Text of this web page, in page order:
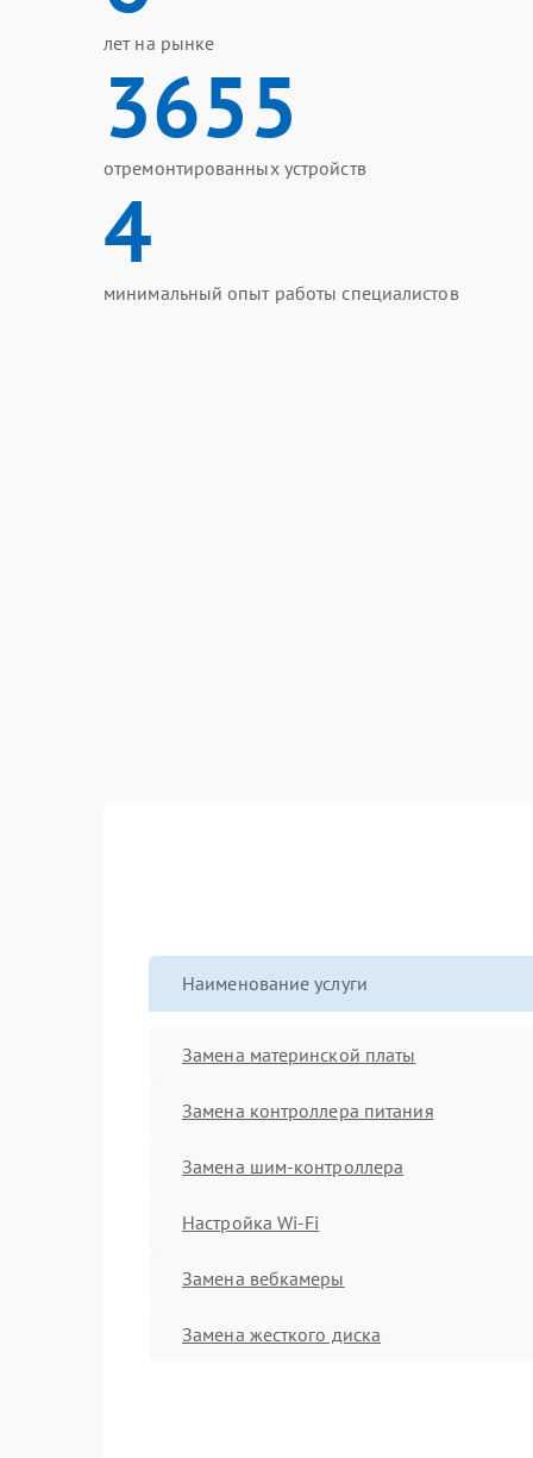
лет на рынке
3655
отремонтированных устройств
4
минимальный опыт работы специалистов
Наименование услуги
Замена материнской платы
Замена контроллера питания
Замена шим-контроллера
Настройка Wi-Fi
Замена вебкамеры
Замена жесткого диска